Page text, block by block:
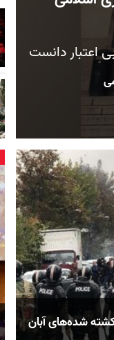
اعتبار دانست
شده‌های آبان